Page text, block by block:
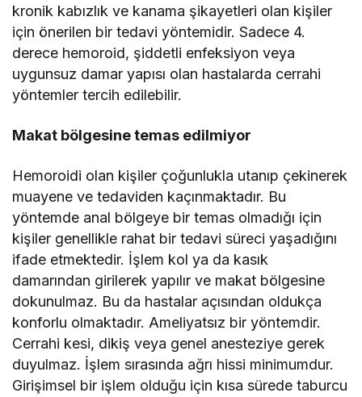
kronik kabızlık ve kanama şikayetleri olan kişiler
için önerilen bir tedavi yöntemidir. Sadece 4.
derece hemoroid, şiddetli enfeksiyon veya
uygunsuz damar yapısı olan hastalarda cerrahi
yöntemler tercih edilebilir.
Makat bölgesine temas edilmiyor
Hemoroidi olan kişiler çoğunlukla utanıp çekinerek
muayene ve tedaviden kaçınmaktadır. Bu
yöntemde anal bölgeye bir temas olmadığı için
kişiler genellikle rahat bir tedavi süreci yaşadığını
ifade etmektedir. İşlem kol ya da kasık
damarından girilerek yapılır ve makat bölgesine
dokunulmaz. Bu da hastalar açısından oldukça
konforlu olmaktadır. Ameliyatsız bir yöntemdir.
Cerrahi kesi, dikiş veya genel anesteziye gerek
duyulmaz. İşlem sırasında ağrı hissi minimumdur.
Girişimsel bir işlem olduğu için kısa sürede taburcu